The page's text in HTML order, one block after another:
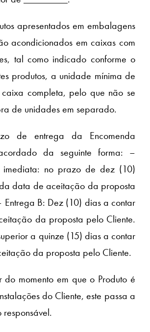
apresentados em embalagens
acondicionados em caixas com
tal como indicado conforme o
produtos, a unidade mínima de
completa, pelo que não se
de unidades em separado.
de entrega da Encomenda
da seguinte forma: –
imediata: no prazo de dez (10)
data de aceitação da proposta
Entrega B: Dez (10) dias a contar
da proposta pelo Cliente.
a quinze (15) dias a contar
da proposta pelo Cliente.
momento em que o Produto é
do Cliente, este passa a
responsável.